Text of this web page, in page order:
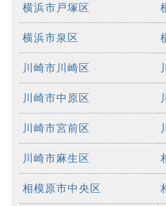
横浜市戸塚区
横浜市泉区
川崎市川崎区
川崎市中原区
川崎市宮前区
川崎市麻生区
相模原市中央区